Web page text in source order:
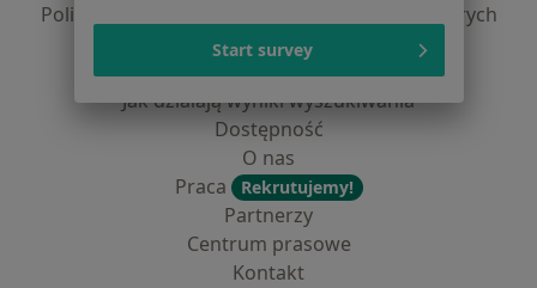
Polityka prywatności dla profesjonalistów, których
dane pozyskaliśmy samodzielnie
Polityka cookies
Jak działają wyniki wyszukiwania
Dostępność
O nas
Praca
Rekrutujemy!
Partnerzy
Centrum prasowe
Kontakt
Start survey